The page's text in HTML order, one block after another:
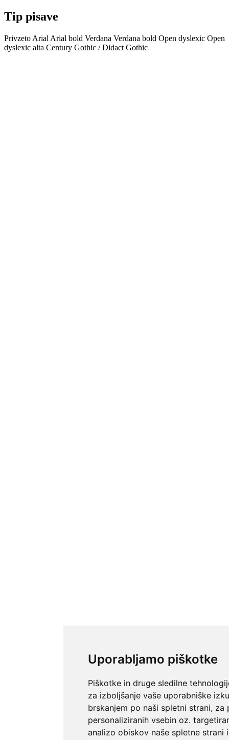
Uporabljamo piškotke
Piškotke in druge sledilne
za izboljšanje vaše uporabniške
brskanjem po naši spletni strani, za
personaliziranih vsebin oz.
analizo obiskov naše spletne strani
Tip pisave
Privzeto Arial Arial bold Verdana Verdana bold Open dyslexic Open
dyslexic alta Century Gothic / Didact Gothic